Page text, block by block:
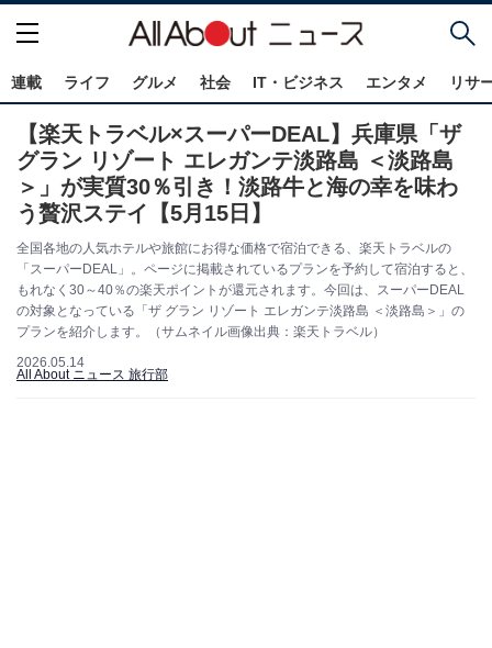
連載 ライフ グルメ 社会 IT・ビジネス エンタメ リサ
【楽天トラベル×スーパーDEAL】兵庫県「ザ
グラン リゾート エレガンテ淡路島 ＜淡路島
＞」が実質30％引き！淡路牛と海の幸を味わ
う贅沢ステイ【5月15日】
全国各地の人気ホテルや旅館にお得な価格で宿泊できる、楽天トラベルの
「スーパーDEAL」。ページに掲載されているプランを予約して宿泊すると、
もれなく30～40％の楽天ポイントが還元されます。今回は、スーパーDEAL
の対象となっている「ザ グラン リゾート エレガンテ淡路島 ＜淡路島＞」の
プランを紹介します。（サムネイル画像出典：楽天トラベル）
2026.05.14
All About ニュース 旅行部